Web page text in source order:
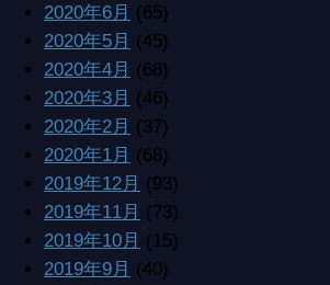
2020年6月 (65)
2020年5月 (45)
2020年4月 (68)
2020年3月 (46)
2020年2月 (37)
2020年1月 (68)
2019年12月 (93)
2019年11月 (73)
2019年10月 (15)
2019年9月 (40)